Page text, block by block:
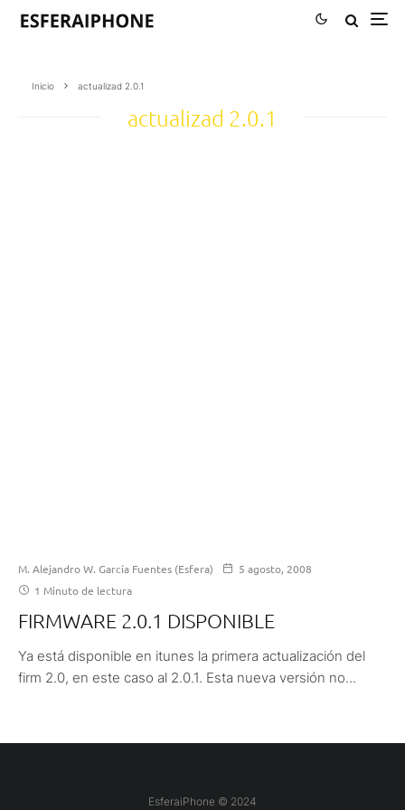
Inicio actualizad 2.0.1
actualizad 2.0.1
M. Alejandro W. García Fuentes (Esfera)
5 agosto, 2008
1 Minuto de lectura
FIRMWARE 2.0.1 DISPONIBLE
Ya está disponible en itunes la primera actualización del
firm 2.0, en este caso al 2.0.1. Esta nueva versión no...
EsferaiPhone © 2024